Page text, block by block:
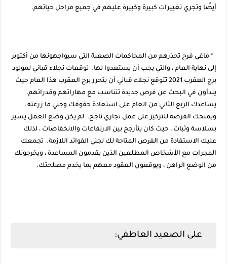
أيضًا وتجري تغييرات كبيرة وكبيرة عليهم في جميع مراحل حياتهم.
* ماغي فرح تحذرهم من المحاكمات الصعبة التي سيواجهونها من أكتوبر
إلى نهاية العام ، والتي يجب أن يستعدوا لها. توقعات نجلاء قباني لمولود
برج العقرب 2021 تتوقع نجلاء قباني أن يتحرر برج العقرب هذا العام حيث
يبدأون في البحث عن فرص جديدة تتناسب مع مهاراتهم وقدراتهم.
يساعدك الربع الثاني من العام على استعادة حقوقك وجني ما زرعته ،
ويمنحك الفرصة للتركيز على عمل تجاري ناجح. لم يكن وضع العمل يسير
بسلاسة وثبات ، حيث كان يتأرجح بين الارتفاعات والانخفاضات ، لذلك
عليك الاستفادة من الفرص المتاحة لك لجني الفوائد اللازمة. تجمعك
المجرات مع الأشخاص المطلعين الذين يقدمون المساعدة ، ويخرجونك
من الوضع الراهن ، ويوقعون العقود معهم بما يخدم مصلحتك.
على الصعيد العاطفي: